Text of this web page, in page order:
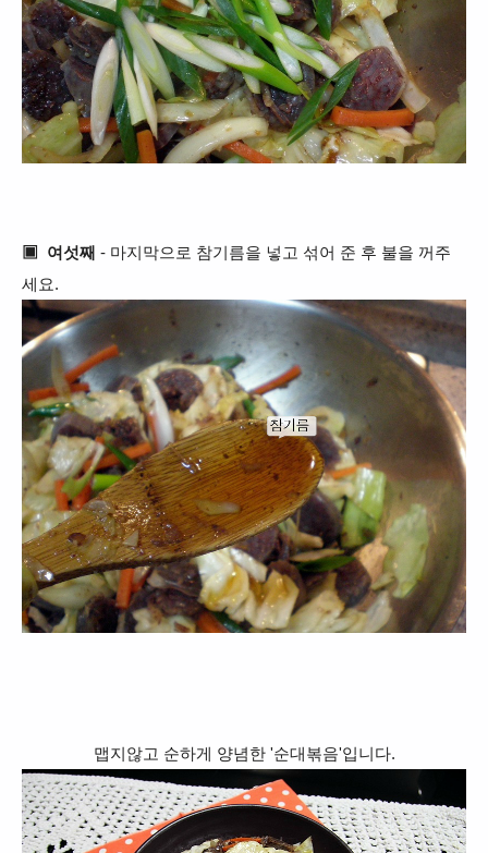
▣ 여섯째 - 마지막으로 참기름을 넣고 섞어 준 후 불을 꺼주
세요.
맵지않고 순하게 양념한 '순대볶음'입니다.